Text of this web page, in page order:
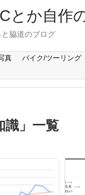
とか自作
脇道のブログ
真 バイク/ツーリング
識 」 一覧